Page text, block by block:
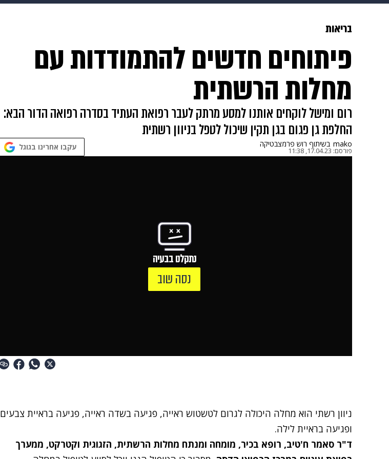
גאווה משפט תשעה חודשים מתכונים פרויקטים מיוחדים
בריאות
פיתוחים חדשים להתמודדות עם
מחלות הרשתית
רום ומישל לוקחים אותנו למסע מרתק לעבר רפואת העתיד בסדרה רפואה הדור הבא:
החלפת גן פגום בגן תקין שיכול לטפל בניוון רשתית
mako בשיתוף רוש פרמצבטיקה
פורסם: 17.04.23, 11:38 עקבו אחרינו בגוגל
נתקלנו בבעיה
נסה שוב
ניוון רשתי הוא מחלה היכולה לגרום לטשטוש ראייה, פגיעה בשדה ראייה, פגיעה בראיית צבעים
ופגיעה בראיית לילה.
ד"ר סאמר ח'טיב, רופא בכיר, מומחה ומנתח מחלות הרשתית, הזגוגית וקטרקט, ממערך